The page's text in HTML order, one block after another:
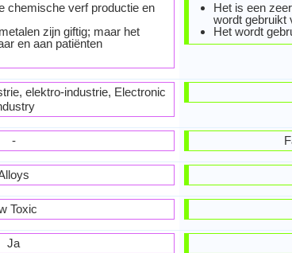
chemische verf productie en
zijn giftig; maar het
en aan patiënten
elektro-industrie, Electronic
-
Toxic
Ja
Het is een
wordt gebruikt
Het wordt